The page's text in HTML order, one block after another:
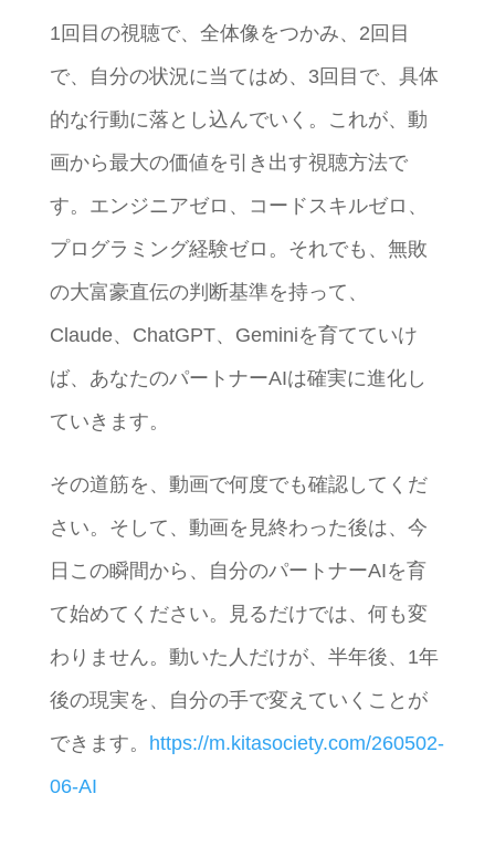
1回目の視聴で、全体像をつかみ、2回目
で、自分の状況に当てはめ、3回目で、具体
的な行動に落とし込んでいく。これが、動
画から最大の価値を引き出す視聴方法で
す。エンジニアゼロ、コードスキルゼロ、
プログラミング経験ゼロ。それでも、無敗
の大富豪直伝の判断基準を持って、
Claude、ChatGPT、Geminiを育てていけ
ば、あなたのパートナーAIは確実に進化し
ていきます。
その道筋を、動画で何度でも確認してくだ
さい。そして、動画を見終わった後は、今
日この瞬間から、自分のパートナーAIを育
て始めてください。見るだけでは、何も変
わりません。動いた人だけが、半年後、1年
後の現実を、自分の手で変えていくことが
できます。
https://m.kitasociety.com/260502-
06-AI